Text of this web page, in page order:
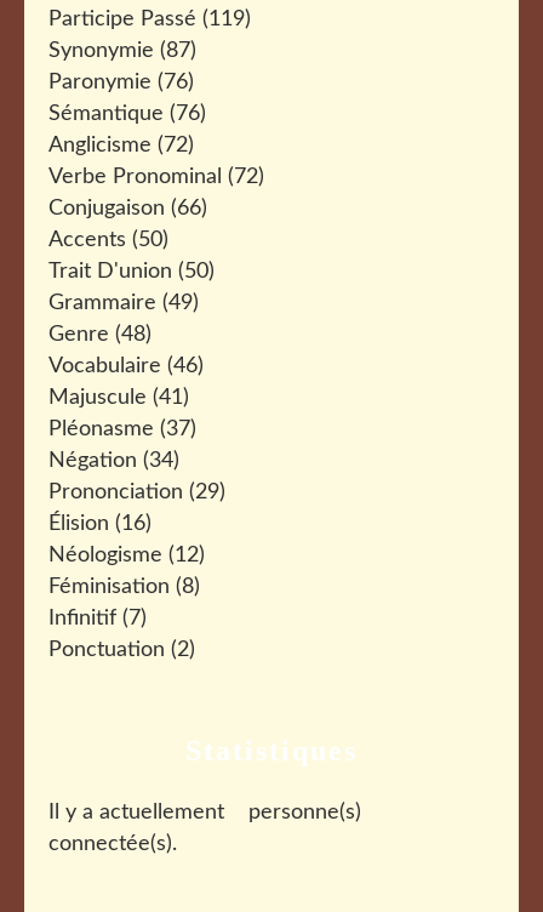
Participe Passé (119)
Synonymie (87)
Paronymie (76)
Sémantique (76)
Anglicisme (72)
Verbe Pronominal (72)
Conjugaison (66)
Accents (50)
Trait D'union (50)
Grammaire (49)
Genre (48)
Vocabulaire (46)
Majuscule (41)
Pléonasme (37)
Négation (34)
Prononciation (29)
Élision (16)
Néologisme (12)
Féminisation (8)
Infinitif (7)
Ponctuation (2)
Statistiques
Il y a actuellement
personne(s)
connectée(s).